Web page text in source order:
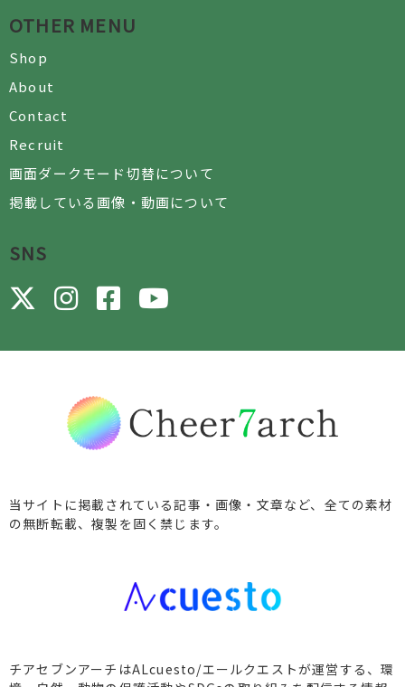
OTHER MENU
Shop
About
Contact
Recruit
画面ダークモード切替について
掲載している画像・動画について
SNS
当サイトに掲載されている記事・画像・文章など、全ての素材
の無断転載、複製を固く禁じます。
チアセブンアーチはALcuesto/エールクエストが運営する、環